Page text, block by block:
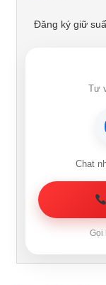
Đăng ký giữ
Tư
Chat
Gọi